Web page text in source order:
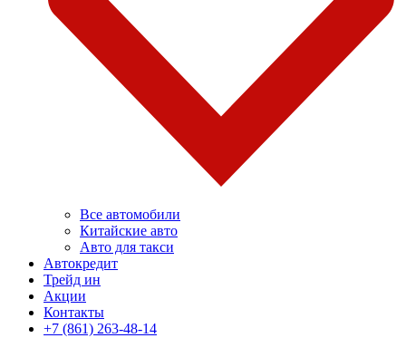
Все автомобили
Китайские авто
Авто для такси
Автокредит
Трейд ин
Акции
Контакты
+7 (861) 263-48-14